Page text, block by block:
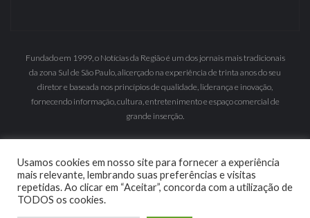
Fundado em 1999, o Notícias da Região é um dos jornais mais tradicionais
da zona Sul de São Paulo, alicerçado na experiência de trinta anos do seu
diretor e baseada nos princípios de qualidade, liderança e inovação,
fornecendo informação, cultura, entretenimento e espaço comercial de
grande inserção.
Usamos cookies em nosso site para fornecer a experiência
mais relevante, lembrando suas preferências e visitas
repetidas. Ao clicar em “Aceitar”, concorda com a utilização de
TODOS os cookies.